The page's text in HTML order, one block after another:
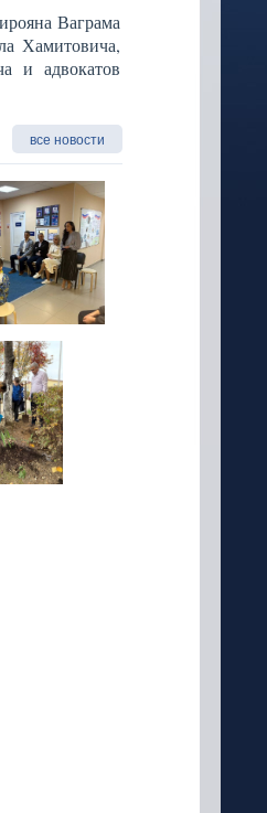
Ваграма
Хамитовича,
и адвокатов
все новости